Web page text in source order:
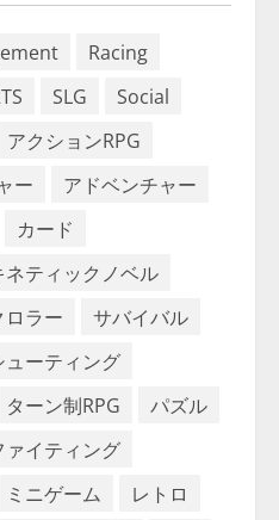
Racing
SLG
Social
アクションRPG
ー
アドベンチャー
カード
ネティックノベル
ラー
サバイバル
ューティング
ターン制RPG
パズル
ァイティング
ミニゲーム レトロ